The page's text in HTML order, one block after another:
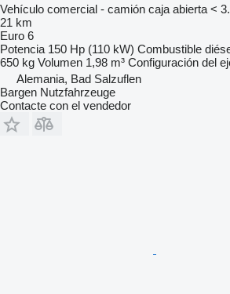
Vehículo comercial - camión caja abierta <
21 km
Euro 6
Potencia 150 Hp (110 kW) Combustible
650 kg Volumen 1,98 m³ Configuración del
Alemania, Bad Salzuflen
Bargen Nutzfahrzeuge
Contacte con el vendedor